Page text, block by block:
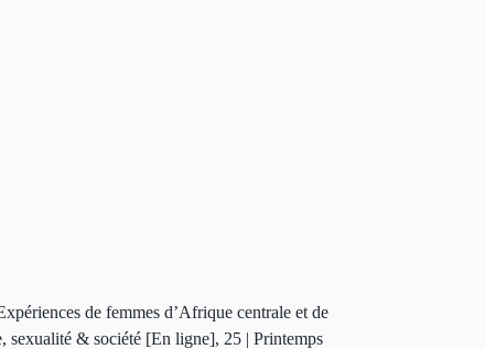
de femmes d’Afrique centrale et de
sexualité & société [En ligne], 25 | Printemps